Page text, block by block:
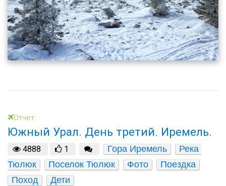
Отчет
Южный Урал. День третий. Иремель.
4888 1 Гора Иремель
Река
Тюлюк
Поселок Тюлюк Фото
Поездка
Поход
Дети